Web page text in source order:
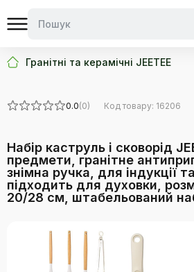
Гранітні та керамічні JEETEE
0.0(0) Код товару: 16206
Набір каструль і сковорід
предмети, гранітне
знімна ручка, для індукції
підходить для духовки,
20/28 см, штабельований